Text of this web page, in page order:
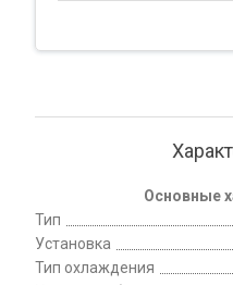
Основные
Тип
Установка
Тип охлаждения